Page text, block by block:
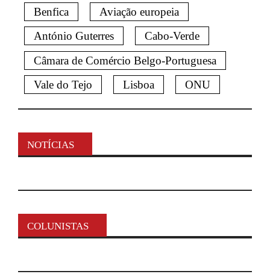
Benfica
Aviação europeia
António Guterres
Cabo-Verde
Câmara de Comércio Belgo-Portuguesa
Vale do Tejo
Lisboa ONU
NOTÍCIAS
COLUNISTAS